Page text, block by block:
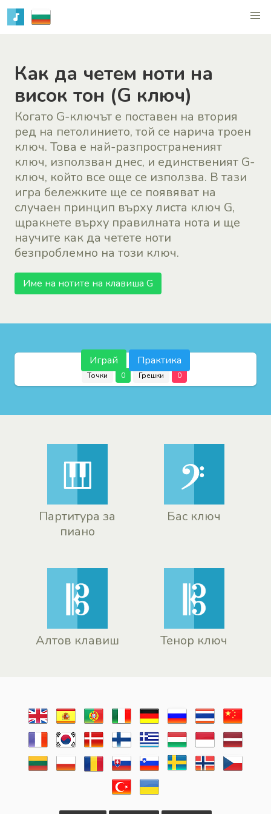
Как да четем ноти на
висок тон (G ключ)
Когато G-ключът е поставен на втория
ред на петолинието, той се нарича троен
ключ. Това е най-разпространеният
ключ, използван днес, и единственият G-
ключ, който все още се използва. В тази
игра бележките ще се появяват на
случаен принцип върху листа ключ G,
щракнете върху правилната нота и ще
научите как да четете ноти
безпроблемно на този ключ.
Име на нотите на клавиша G
Точки 0 Грешки 0
Играй Практика
Партитура за
пиано
Бас ключ
Алтов клавиш Тенор ключ